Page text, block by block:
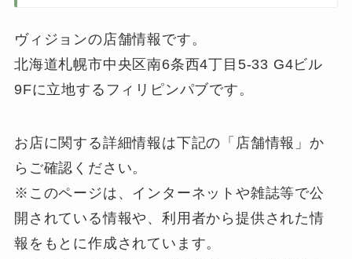
ヴィジョンの店舗情報です。
北海道札幌市中央区南6条西4丁目5-33 G4ビル
9Fに立地するフィリピンパブです。
お店に関する詳細情報は下記の「店舗情報」か
らご確認ください。
※このページは、インターネットや雑誌等で公
開されている情報や、利用者から提供された情
報をもとに作成されています。